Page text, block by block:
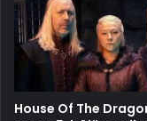
House Of The